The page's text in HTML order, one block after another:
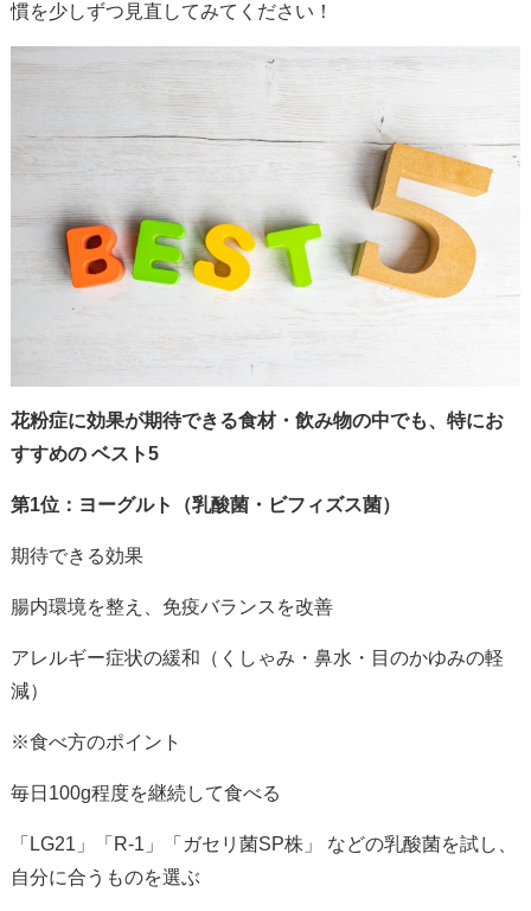
慣を少しずつ見直してみてください！
花粉症に効果が期待できる食材・飲み物の中でも、特にお
すすめの ベスト5
第1位：ヨーグルト（乳酸菌・ビフィズス菌）
期待できる効果
腸内環境を整え、免疫バランスを改善
アレルギー症状の緩和（くしゃみ・鼻水・目のかゆみの軽
減）
※食べ方のポイント
毎日 100g程度を継続して食べる
「 LG21 」「 R-1 」「ガセリ菌SP株」 などの乳酸菌を試し、
自分に合うものを選ぶ